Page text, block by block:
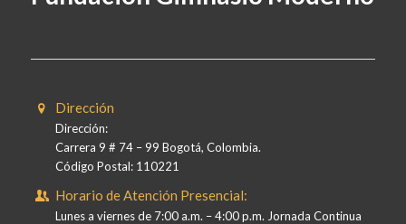
Dirección
Dirección:
Carrera 9 # 74 – 99 Bogotá, Colombia.
Código Postal: 110221
Horario de Atención Presencial:
Lunes a viernes de 7:00 a.m. – 4:00 p.m. Jornada Continua